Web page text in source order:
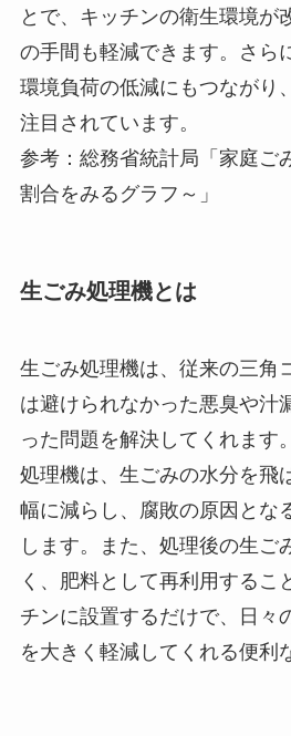
とで、キッチンの衛生環境が
の手間も軽減できます。さら
環境負荷の低減にもつながり
注目されています。
参考：総務省統計局「家庭ご
割合をみるグラフ～」
生ごみ処理機とは
生ごみ処理機は、従来の三角
は避けられなかった悪臭や汁
った問題を解決してくれます
処理機は、生ごみの水分を飛
幅に減らし、腐敗の原因とな
します。また、処理後の生ご
く、肥料として再利用するこ
チンに設置するだけで、日々
を大きく軽減してくれる便利